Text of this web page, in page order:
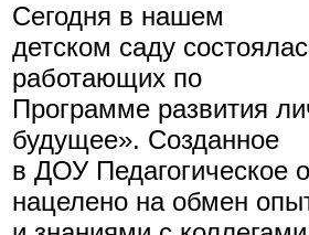
Сегодня в нашем
детском саду
работающих по
Программе развития
будущее». Созданное
в ДОУ
нацелено на обмен